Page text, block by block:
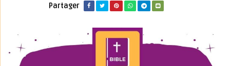
Partager